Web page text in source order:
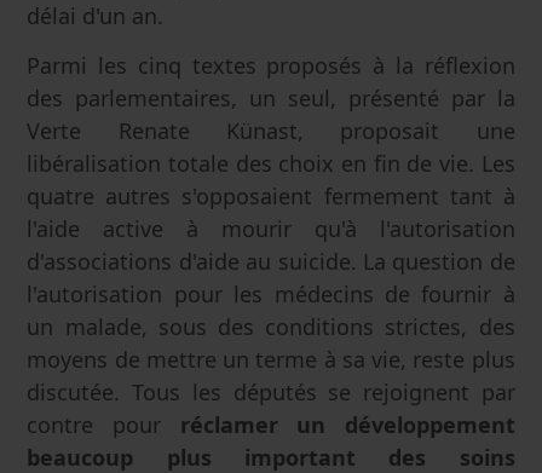
délai d'un an.
Parmi les cinq textes proposés à la réflexion
des parlementaires, un seul, présenté par la
Verte Renate Künast, proposait une
libéralisation totale des choix en fin de vie. Les
quatre autres s'opposaient fermement tant à
l'aide active à mourir qu'à l'autorisation
d'associations d'aide au suicide. La question de
l'autorisation pour les médecins de fournir à
un malade, sous des conditions strictes, des
moyens de mettre un terme à sa vie, reste plus
discutée. Tous les députés se rejoignent par
contre pourréclamer un développement
beaucoup plus important des soins